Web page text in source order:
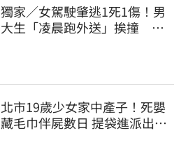
獨家／女駕駛肇逃1死1傷！男
大生「凌晨跑外送」挨撞 媽
北市19歲少女家中產子！死嬰
藏毛巾伴屍數日 提袋進派出所